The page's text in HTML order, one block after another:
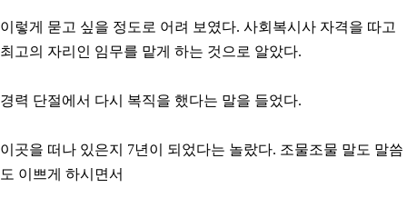
이렇게 묻고 싶을 정도로 어려 보였다. 사회복시사 자격을 따고
최고의 자리인 임무를 맡게 하는 것으로 알았다.
경력 단절에서 다시 복직을 했다는 말을 들었다.
이곳을 떠나 있은지 7년이 되었다는 놀랐다. 조물조물 말도 말씀
도 이쁘게 하시면서